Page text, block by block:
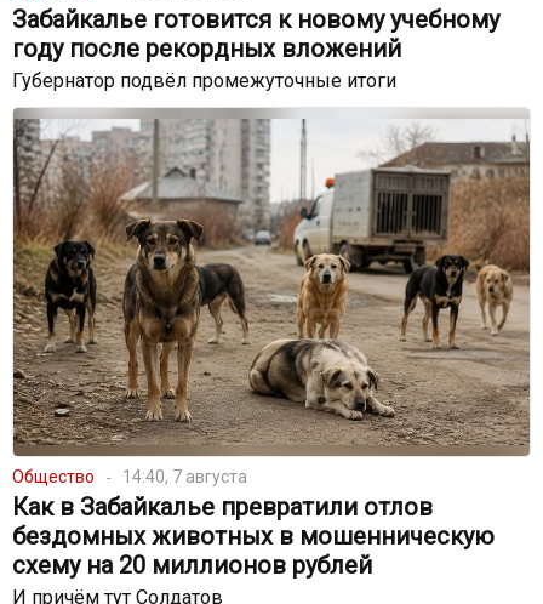
Забайкалье готовится к новому учебному
году после рекордных вложений
Губернатор подвёл промежуточные итоги
Общество 14:40, 7 августа
Как в Забайкалье превратили отлов
бездомных животных в мошенническую
схему на 20 миллионов рублей
И причём тут Солдатов